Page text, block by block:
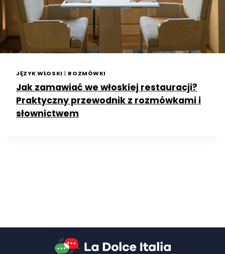
JĘZYK WŁOSKI | ROZMÓWKI
Jak zamawiać we włoskiej restauracji?
Praktyczny przewodnik z rozmówkami i
słownictwem